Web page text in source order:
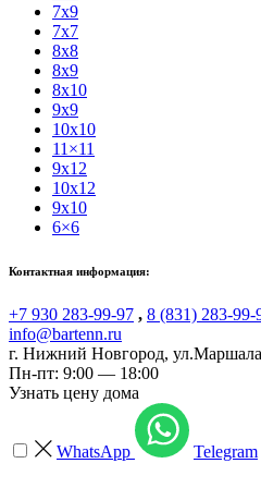
7x9
7x7
8x8
8x9
8x10
9x9
10x10
11×11
9x12
10x12
9x10
6×6
Контактная информация:
+7 930 283-99-97 , 8 (831) 283-99-
info@bartenn.ru
г. Нижний Новгород,
Пн-пт: 9:00 — 18:00
Узнать цену дома
WhatsApp Telegram